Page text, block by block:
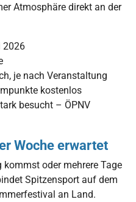
Atmosphäre direkt an der
2026
je nach Veranstaltung
kostenlos
besucht – ÖPNV
Woche erwartet
oder mehrere Tage
Spitzensport auf dem
an Land.